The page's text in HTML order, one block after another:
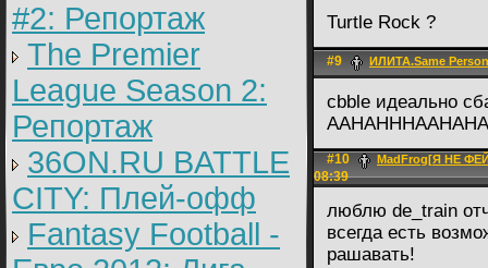
#2: Репортаж
The Premier
League Season 2:
Репортаж
36ON.RU BATTLE
CITY: Плей-офф
Fantasy Football -
Turtle Rock ?
#9 ИЛИТА.Same Person
cbble идеально
#10 MadFrog[Я НЕ
08:39
люблю de_train
всегда есть
рашавать!